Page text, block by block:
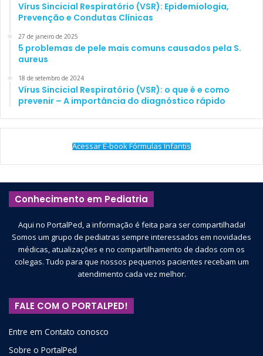
Vírus Sincicial Respiratório (VSR): Epidemiologia,
Prevenção e Condutas Clínicas
27 de janeiro de 2025
5 problemas de pele mais comuns causados pela S.
aureus
18 de setembro de 2024
Vírus Sincicial Respiratório (VSR): o que é e como
prevenir – A importância do diagnóstico rápido
Acessar E-book Fórmulas Infantis
Conhecimento em Pediatria
Aqui no PortalPed, a informação é feita para ser compartilhada!
Somos um grupo de pediatras sempre interessados em novidades
médicas, atualizações e no compartilhamento de dados com os
colegas. Tudo para que nossos pequenos pacientes recebam um
atendimento cada vez melhor.
FALE COM O PORTALPED!
Entre em Contato conosco
Sobre o PortalPed